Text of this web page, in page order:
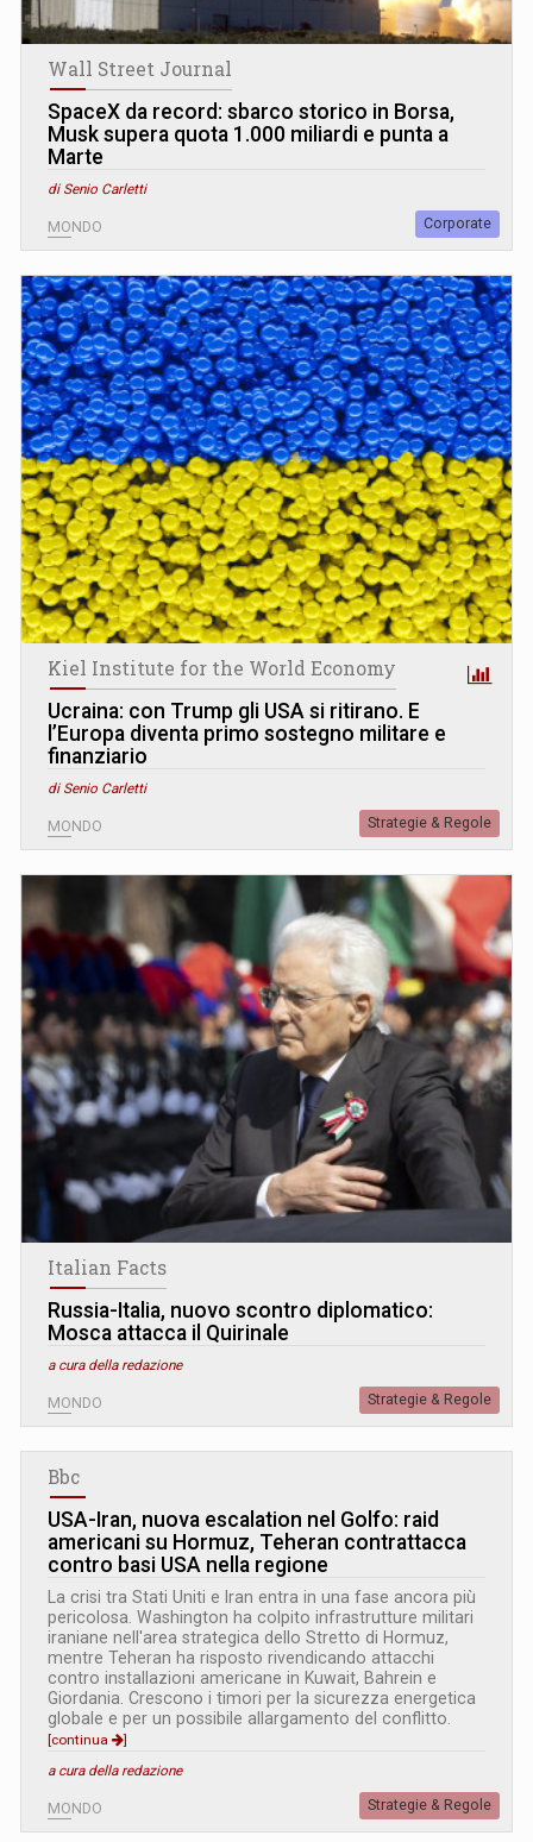
Wall Street Journal
SpaceX da record: sbarco storico in Borsa,
Musk supera quota 1.000 miliardi e punta a
Marte
di Senio Carletti
MONDO Corporate
Kiel Institute for the World Economy
Ucraina: con Trump gli USA si ritirano. E
l’Europa diventa primo sostegno militare e
finanziario
di Senio Carletti
MONDO Strategie & Regole
Italian Facts
Russia-Italia, nuovo scontro diplomatico:
Mosca attacca il Quirinale
a cura della redazione
MONDO Strategie & Regole
Bbc
USA-Iran, nuova escalation nel Golfo: raid
americani su Hormuz, Teheran contrattacca
contro basi USA nella regione
La crisi tra Stati Uniti e Iran entra in una fase ancora più
pericolosa. Washington ha colpito infrastrutture militari
iraniane nell'area strategica dello Stretto di Hormuz,
mentre Teheran ha risposto rivendicando attacchi
contro installazioni americane in Kuwait, Bahrein e
Giordania. Crescono i timori per la sicurezza energetica
globale e per un possibile allargamento del conflitto.
[continua
]
a cura della redazione
MONDO Strategie & Regole